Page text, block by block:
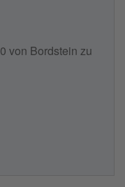
von Bordstein zu